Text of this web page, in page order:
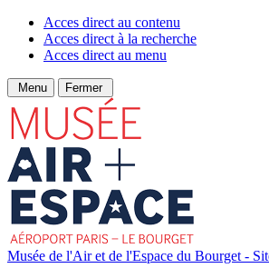
Acces direct au contenu
Acces direct à la recherche
Acces direct au menu
Menu Fermer
Musée de l'Air et de l'Espace du Bourget -